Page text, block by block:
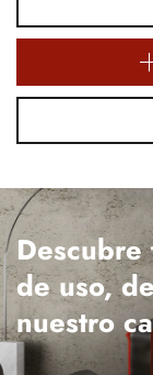
de uso,
nuestro